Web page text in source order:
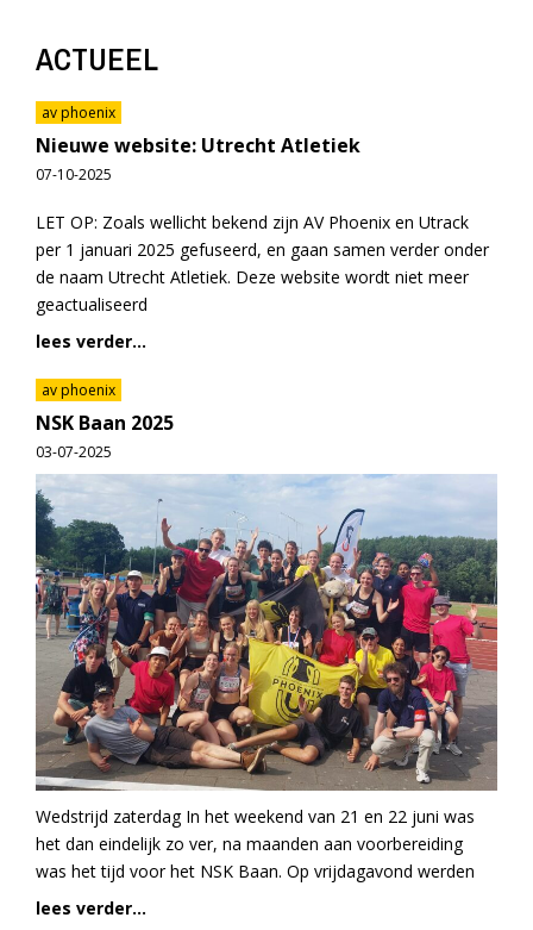
ACTUEEL
av phoenix
Nieuwe website: Utrecht Atletiek
07-10-2025
LET OP: Zoals wellicht bekend zijn AV Phoenix en Utrack
per 1 januari 2025 gefuseerd, en gaan samen verder onder
de naam Utrecht Atletiek. Deze website wordt niet meer
geactualiseerd
lees verder...
av phoenix
NSK Baan 2025
03-07-2025
Wedstrijd zaterdag In het weekend van 21 en 22 juni was
het dan eindelijk zo ver, na maanden aan voorbereiding
was het tijd voor het NSK Baan. Op vrijdagavond werden
lees verder...